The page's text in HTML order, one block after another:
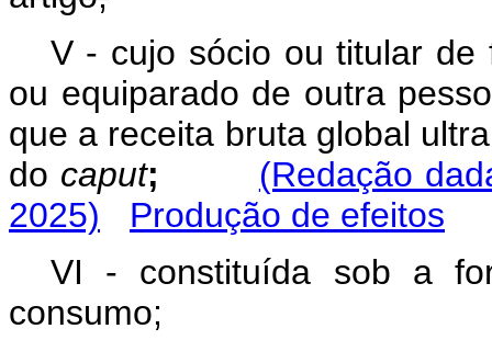
V - cujo sócio ou titular de
ou equiparado de outra
que a receita bruta global
do caput; (Redação
2025)
Produção de efeitos
VI - constituída sob a
consumo;